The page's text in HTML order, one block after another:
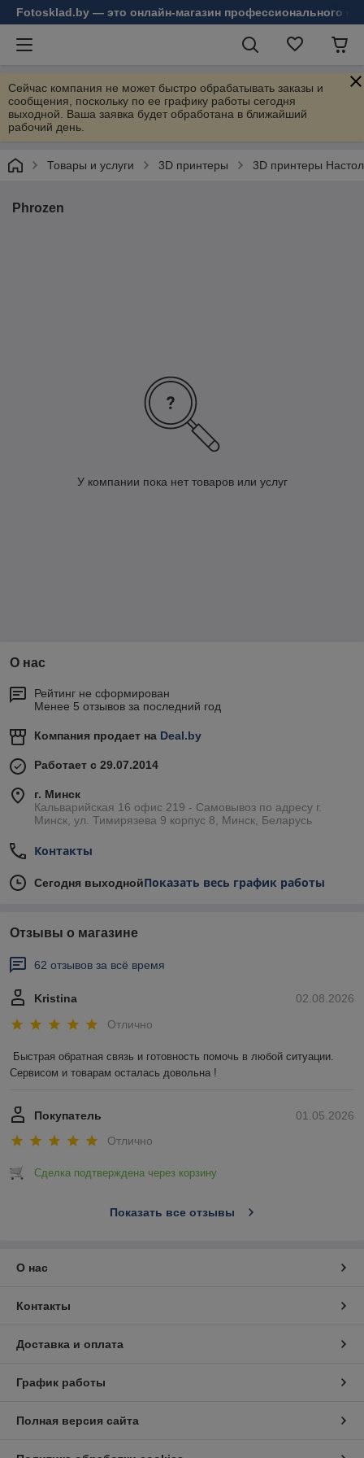
Fotosklad.by — это онлайн-магазин профессионального
Сейчас компания не может быстро обрабатывать заказы и
сообщения, поскольку по ее графику работы сегодня
выходной. Ваша заявка будет обработана в ближайший
рабочий день.
Товары и услуги 3D принтеры 3D принтеры
Phrozen
У компании пока нет товаров или услуг
О нас
Рейтинг не сформирован
Менее 5 отзывов за последний год
Компания продает на Deal.by
Работает с 29.07.2014
г. Минск
Кальварийская 16 офис 219 - Самовывоз по адресу г.
Минск, ул. Тимирязева 9 корпус 8, Минск, Беларусь
Контакты
Сегодня выходнойПоказать весь график работы
Отзывы о магазине
62 отзывов за всё время
02.08.2026
Kristina
Отлично
Быстрая обратная связь и готовность помочь в любой ситуации.
Сервисом и товарам осталась довольна !
01.05.2026
Покупатель
Отлично
Сделка подтверждена через корзину
Показать все отзывы
О нас
Контакты
Доставка и оплата
График работы
Полная версия сайта